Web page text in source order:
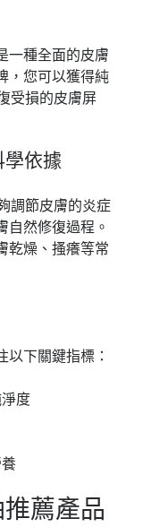
一種全面的皮膚
，您可以獲得純
受損的皮膚屏
學依據
調節皮膚的炎症
自然修復過程。
乾燥、搔癢等常
下關鍵指標：
度
薦產品